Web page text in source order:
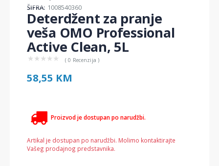
of
1
ŠIFRA: 1008540360
Deterdžent za pranje
veša OMO Professional
Active Clean, 5L
★ ★ ★ ★ ★ ( 0 Recenzija )
58,55 KM
Proizvod je dostupan po narudžbi.
Artikal je dostupan po narudžbi. Molimo kontaktirajte
Vašeg prodajnog predstavnika.